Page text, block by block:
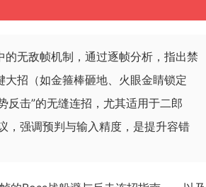
无敌帧机制，通过逐帧分析，指出禁
招（如金箍棒砸地、火眼金睛锁定
击”的无缝连招，尤其适用于二郎
，强调预判与输入精度，是提升容错